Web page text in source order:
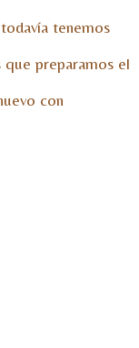
tenemos
preparamos el
con